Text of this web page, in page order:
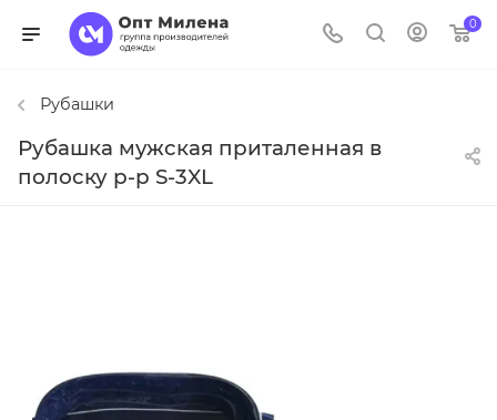
0
Рубашки
Рубашка мужская приталенная в
полоску р-р S-3XL